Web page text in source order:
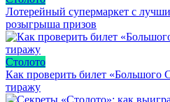
Лотерейный супермаркет с
розыгрыша призов
Столото
Как проверить билет «Большого
тиражу